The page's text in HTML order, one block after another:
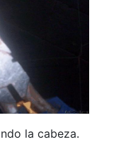
la cabeza.